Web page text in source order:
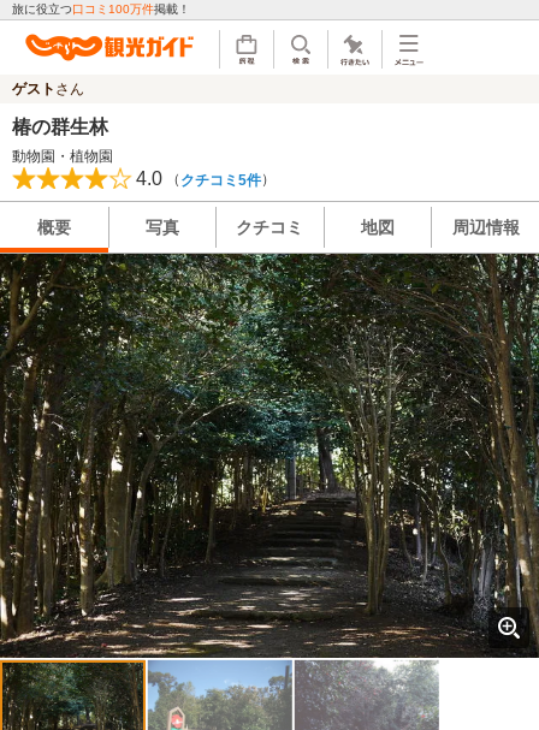
旅に役立つ口コミ100万件掲載！
ゲスト さん
椿の群生林
動物園・植物園
4.0 （ クチコミ5件）
概要 写真 クチコミ 地図 周辺情報